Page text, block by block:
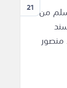
21 من
منصور